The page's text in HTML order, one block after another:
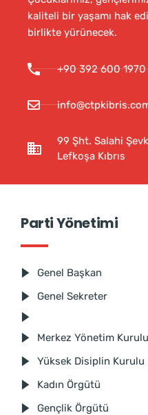
kaliteli bir yaşamı hak
birlikte yürünecek.
+90 392 600 1970
99 Şht. Salahi
Lefkoşa Kıbrıs
Parti Yönetimi
Genel Başkan
Genel Sekreter
Merkez Yönetim Kurulu
Yüksek Disiplin Kurulu
Kadın Örgütü
Gençlik Örgütü